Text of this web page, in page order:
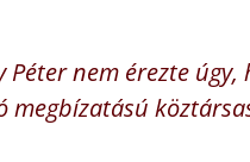
nem érezte úgy,